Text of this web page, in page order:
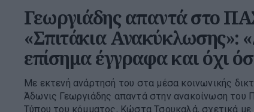
Γεωργιάδης απαντά στο
«Σπιτάκια Ανακύκλωσης»:
επίσημα έγγραφα και όχι
Με εκτενή ανάρτησή του στα μέσα κοινωνικής
Άδωνις Γεωργιάδης απαντά στην ανακοίνωση
Τύπου του κόμματος, Κώστα Τσουκαλά, σχετικά με